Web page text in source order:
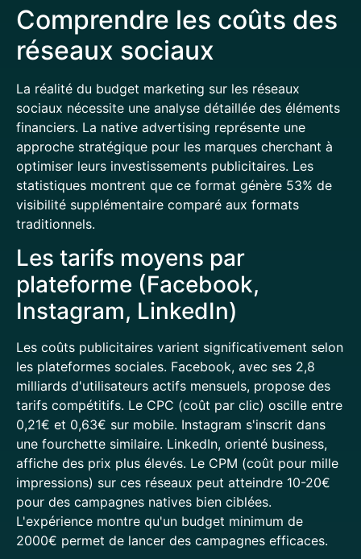
Comprendre les coûts des
réseaux sociaux
La réalité du budget marketing sur les réseaux
sociaux nécessite une analyse détaillée des éléments
financiers. La native advertising représente une
approche stratégique pour les marques cherchant à
optimiser leurs investissements publicitaires. Les
statistiques montrent que ce format génère 53% de
visibilité supplémentaire comparé aux formats
traditionnels.
Les tarifs moyens par
plateforme (Facebook,
Instagram, LinkedIn)
Les coûts publicitaires varient significativement selon
les plateformes sociales. Facebook, avec ses 2,8
milliards d'utilisateurs actifs mensuels, propose des
tarifs compétitifs. Le CPC (coût par clic) oscille entre
0,21€ et 0,63€ sur mobile. Instagram s'inscrit dans
une fourchette similaire. LinkedIn, orienté business,
affiche des prix plus élevés. Le CPM (coût pour mille
impressions) sur ces réseaux peut atteindre 10-20€
pour des campagnes natives bien ciblées.
L'expérience montre qu'un budget minimum de
2000€ permet de lancer des campagnes efficaces.